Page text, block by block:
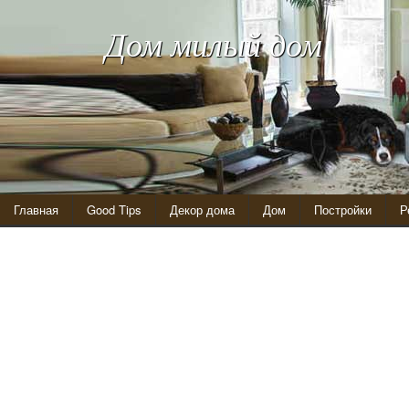
Дом милый дом
Главная Good Tips Декор дома Дом Постройки